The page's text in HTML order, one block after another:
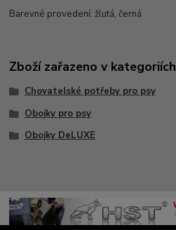
Barevné provedení: žlutá, černá
Zboží zařazeno v kategoriích
Chovatelské potřeby pro psy
Obojky pro psy
Obojky DeLUXE